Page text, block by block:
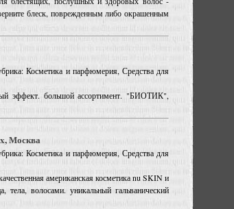
блеск, поврежденным либо окрашенным
Косметика и парфюмерия, Средства для
эффект. большой ассортимент. "БИОТИК",
Москва
Косметика и парфюмерия, Средства для
американская косметика nu SKIN и
волосами. уникальный гальванический